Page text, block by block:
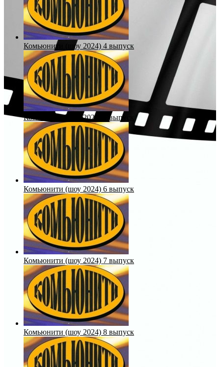
Комьюнити (шоу 2024) 4 выпуск
Комьюнити (шоу 2024) 5 выпуск
Комьюнити (шоу 2024) 6 выпуск
Комьюнити (шоу 2024) 7 выпуск
Комьюнити (шоу 2024) 8 выпуск